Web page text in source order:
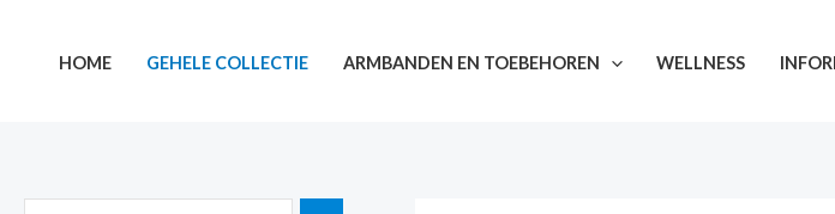
HOME GEHELE COLLECTIE ARMBANDEN EN TOEBEHOREN WELLNESS
a